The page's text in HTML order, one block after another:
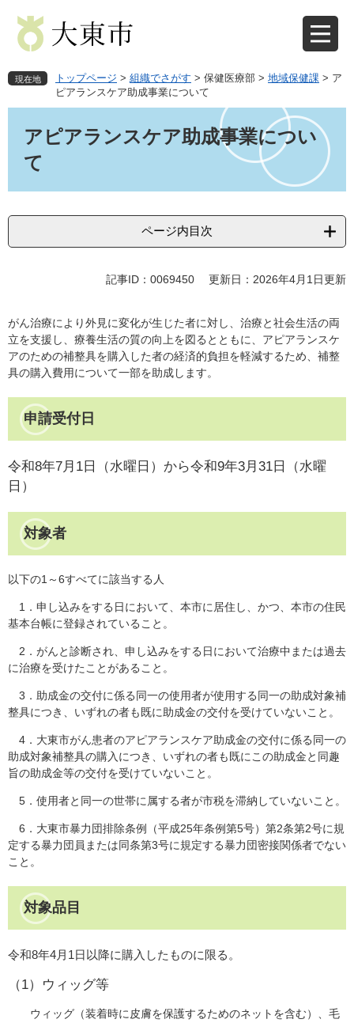
先
で
を
ば
へ
現在地 トップページ > 組織でさがす > 保健医療部 > 地域保健課 > ア
ピアランスケア助成事業について
アピアランスケア助成事業につい
て
ページ内目次
記事ID：0069450 更新日：2026年4月1日更新
がん治療により外見に変化が生じた者に対し、治療と社会生活の両
立を支援し、療養生活の質の向上を図るとともに、アピアランスケ
アのための補整具を購入した者の経済的負担を軽減するため、補整
具の購入費用について一部を助成します。
申請受付日
令和8年7月1日（水曜日）から令和9年3月31日（水曜
日）
対象者
以下の1～6すべてに該当する人
1．申し込みをする日において、本市に居住し、かつ、本市の住民
基本台帳に登録されていること。
2．がんと診断され、申し込みをする日において治療中または過去
に治療を受けたことがあること。
3．助成金の交付に係る同一の使用者が使用する同一の助成対象補
整具につき、いずれの者も既に助成金の交付を受けていないこと。
4．大東市がん患者のアピアランスケア助成金の交付に係る同一の
助成対象補整具の購入につき、いずれの者も既にこの助成金と同趣
旨の助成金等の交付を受けていないこと。
5．使用者と同一の世帯に属する者が市税を滞納していないこと。
6．大東市暴力団排除条例（平成25年条例第5号）第2条第2号に規
定する暴力団員または同条第3号に規定する暴力団密接関係者でない
こと。
対象品目
令和8年4月1日以降に購入したものに限る。
（1）ウィッグ等
ウィッグ（装着時に皮膚を保護するためのネットを含む）、毛